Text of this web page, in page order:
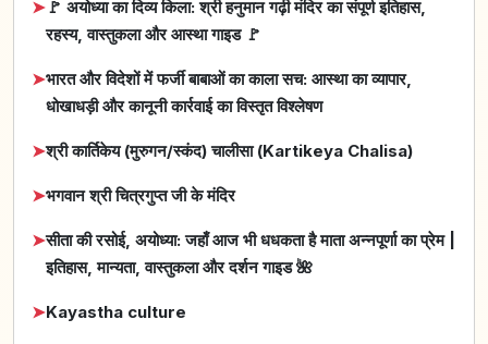
➤🚩 अयोध्या का दिव्य किला: श्री हनुमान गढ़ी मंदिर का संपूर्ण इतिहास,
रहस्य, वास्तुकला और आस्था गाइड 🚩
➤भारत और विदेशों में फर्जी बाबाओं का काला सच: आस्था का व्यापार,
धोखाधड़ी और कानूनी कार्रवाई का विस्तृत विश्लेषण
➤श्री कार्तिकेय (मुरुगन/स्कंद) चालीसा (Kartikeya Chalisa)
➤भगवान श्री चित्रगुप्त जी के मंदिर
➤सीता की रसोई, अयोध्या: जहाँ आज भी धधकता है माता अन्नपूर्णा का प्रेम |
इतिहास, मान्यता, वास्तुकला और दर्शन गाइड 🌺
➤Kayastha culture